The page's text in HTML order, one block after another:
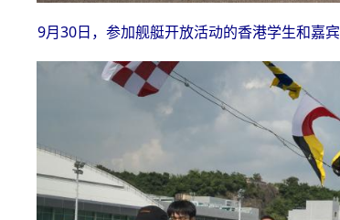
9月30日，参加舰艇开放活动的香港学生和嘉